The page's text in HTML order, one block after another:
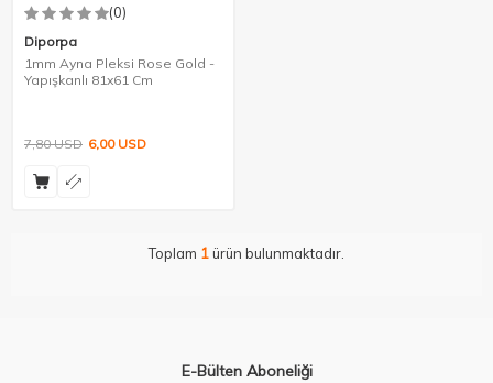
(0)
Diporpa
1mm Ayna Pleksi Rose Gold -
Yapışkanlı 81x61 Cm
7,80USD 6,00USD
Toplam 1ürün bulunmaktadır.
E-Bülten Aboneliği